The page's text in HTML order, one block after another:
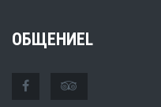
ОБЩЕНИЕL